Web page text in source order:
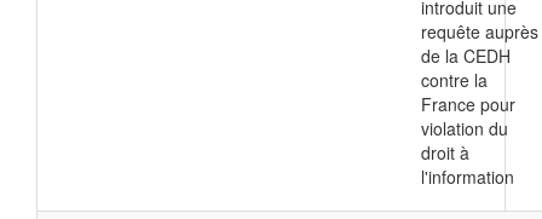
introduit une
requête auprès
de la CEDH
contre la
France pour
violation du
droit à
l'information